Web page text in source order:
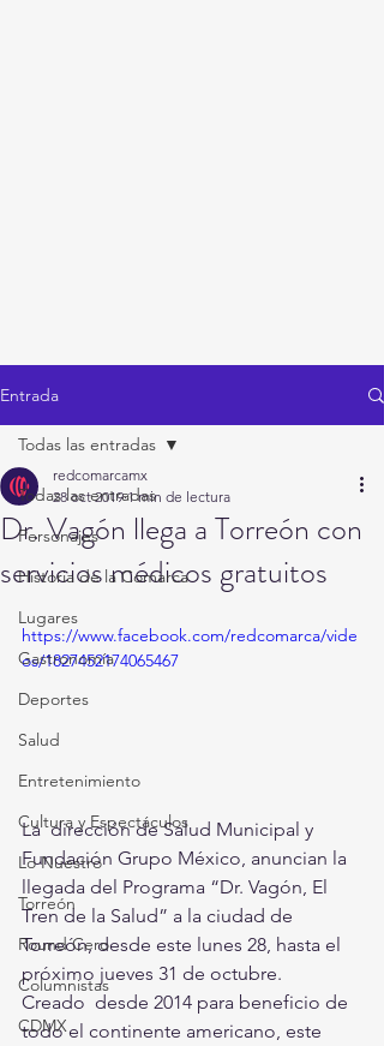
Entrada
Todas las entradas
Personajes
Historia de la Comarca
Lugares
Gastronomía
Deportes
Salud
Entretenimiento
Cultura y Espectáculos
Lo Nuestro
Torreón
Round Cero
Columnistas
CDMX
Todas las entradas
Dr. Vagón llega a Torreón con
servicios médicos gratuitos
redcomarcamx
28 oct 2019 1 min de lectura
https://www.facebook.com/redcomarca/vide
os/1827452174065467
La  dirección de Salud Municipal y
Fundación Grupo México, anuncian la
llegada del Programa “Dr. Vagón, El
Tren de la Salud” a la ciudad de
Torreón, desde este lunes 28, hasta el
próximo jueves 31 de octubre.
Creado  desde 2014 para beneficio de
todo el continente americano, este